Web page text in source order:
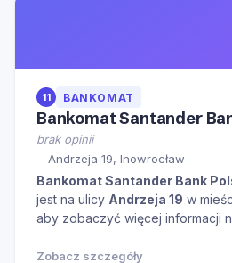
11 BANKOMAT
Bankomat Santander
brak opinii
Andrzeja 19, Inowrocław
Bankomat Santander Bank
jest na ulicy Andrzeja 19 w
aby zobaczyć więcej informacji
Zobacz szczegóły